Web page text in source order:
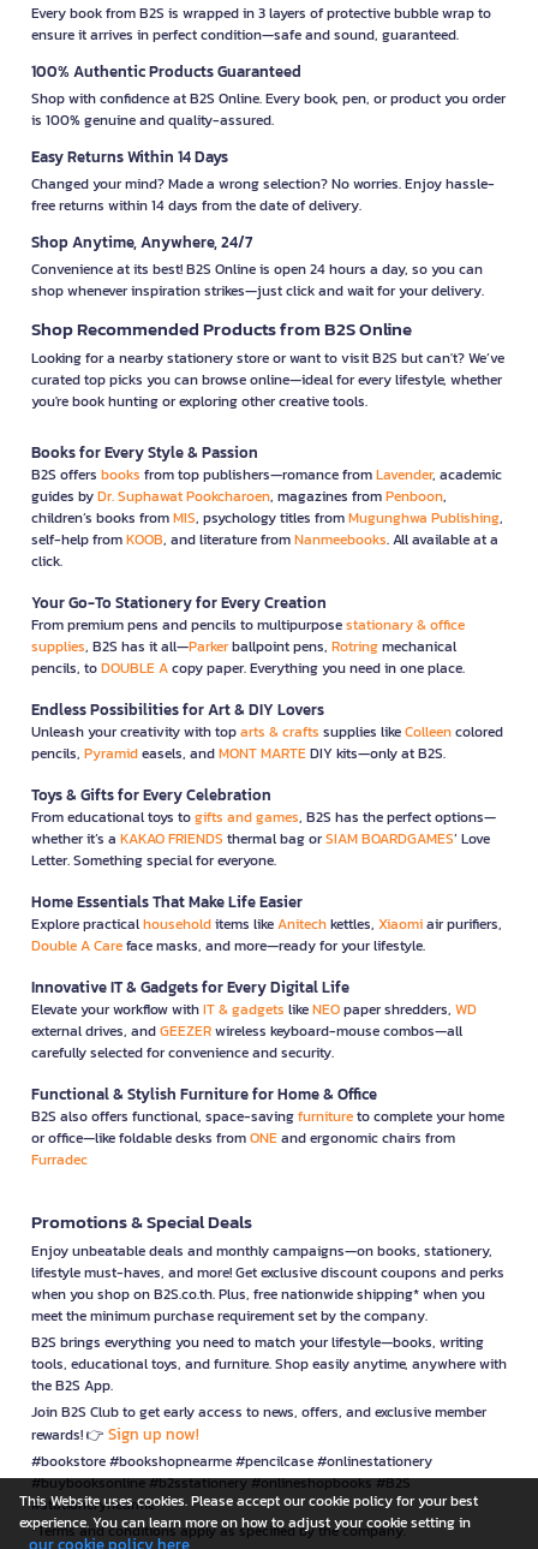
Every book from B2S is wrapped in 3 layers of protective bubble wrap to
ensure it arrives in perfect condition—safe and sound, guaranteed.
100% Authentic Products Guaranteed
Shop with confidence at B2S Online. Every book, pen, or product you order
is 100% genuine and quality-assured.
Easy Returns Within 14 Days
Changed your mind? Made a wrong selection? No worries. Enjoy hassle-
free returns within 14 days from the date of delivery.
Shop Anytime, Anywhere, 24/7
Convenience at its best! B2S Online is open 24 hours a day, so you can
shop whenever inspiration strikes—just click and wait for your delivery.
Shop Recommended Products from B2S Online
Looking for a nearby stationery store or want to visit B2S but can't? We’ve
curated top picks you can browse online—ideal for every lifestyle, whether
you're book hunting or exploring other creative tools.
Books for Every Style & Passion
B2S offers books from top publishers—romance fromLavender, academic
guides byDr. Suphawat Pookcharoen, magazines fromPenboon,
children’s books fromMIS, psychology titles fromMugunghwa Publishing,
self-help fromKOOB, and literature fromNanmeebooks. All available at a
click.
Your Go-To Stationery for Every Creation
From premium pens and pencils to multipurposestationary & office
supplies, B2S has it all—Parkerballpoint pens, Rotringmechanical
pencils, toDOUBLE Acopy paper. Everything you need in one place.
Endless Possibilities for Art & DIY Lovers
Unleash your creativity with toparts & crafts supplies likeColleencolored
pencils, Pyramideasels, andMONT MARTEDIY kits—only at B2S.
Toys & Gifts for Every Celebration
From educational toys togifts and games, B2S has the perfect options—
whether it’s a KAKAO FRIENDS thermal bag orSIAM BOARDGAMES’ Love
Letter. Something special for everyone.
Home Essentials That Make Life Easier
Explore practicalhouseholditems likeAnitechkettles, Xiaomiair purifiers,
Double A Careface masks, and more—ready for your lifestyle.
Innovative IT & Gadgets for Every Digital Life
Elevate your workflow withIT & gadgets likeNEOpaper shredders, WD
external drives, andGEEZERwireless keyboard-mouse combos—all
carefully selected for convenience and security.
Functional & Stylish Furniture for Home & Office
B2S also offers functional, space-savingfurnitureto complete your home
or office—like foldable desks fromONEand ergonomic chairs from
Furradec
Promotions & Special Deals
Enjoy unbeatable deals and monthly campaigns—on books, stationery,
lifestyle must-haves, and more! Get exclusive discount coupons and perks
when you shop on B2S.co.th. Plus, free nationwide shipping* when you
meet the minimum purchase requirement set by the company.
B2S brings everything you need to match your lifestyle—books, writing
tools, educational toys, and furniture. Shop easily anytime, anywhere with
the B2S App.
Join B2S Club to get early access to news, offers, and exclusive member
rewards! 👉 Sign up now!
#bookstore #bookshopnearme #pencilcase #onlinestationery
#buybooksonline #b2sstationery #onlineshopbooks #B2S
#stationerynearme
*Terms and conditions apply as specified by the company.
This Website uses cookies. Please accept our cookie policy for your best
experience. You can learn more on how to adjust your cookie setting in